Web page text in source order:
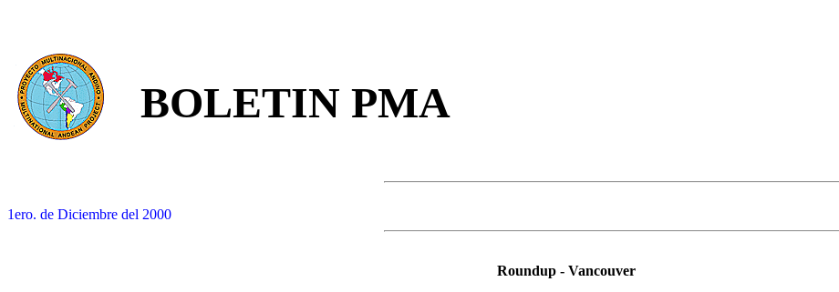
BOLETIN PMA
1ero. de Diciembre del 2000
Roundup - Vancouver